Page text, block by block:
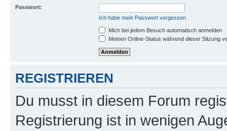
Passwort:
Ich habe mein Passwort vergessen
Mich bei jedem Besuch automatisch anmelden
Meinen Online-Status während dieser Sitzung
REGISTRIEREN
Du musst in diesem Forum
Registrierung ist in wenigen